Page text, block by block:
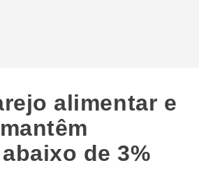
alimentar e
de 3%